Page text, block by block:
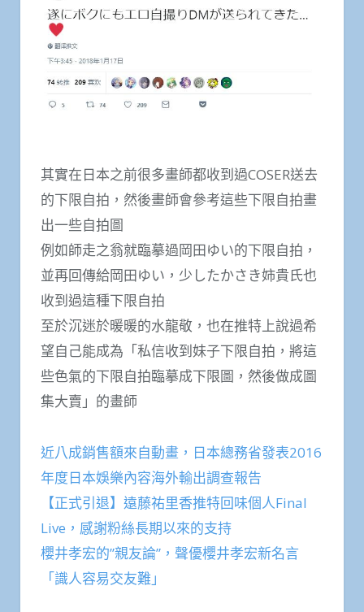
其實在日本之前很多畫師都收到過COSER送去
的下限自拍，然後畫師會參考這些下限自拍畫
出一些自拍圖
例如師走之翁就臨摹過岡田ゆい的下限自拍，
並再回傳給岡田ゆい，少したかさき姉貴氏‏也
收到過這種下限自拍
至於沉迷於暖暖的水龍敬，也在推特上說過希
望自己能成為「私信收到妹子下限自拍，將這
些色氣的下限自拍臨摹成下限圖，然後做成圖
集大賣」的畫師
近八成銷售額來自動畫，日本總務省發表2016
年度日本娛樂內容海外輸出調查報告
【正式引退】遠藤祐里香推特回味個人Final
Live，感謝粉絲長期以來的支持
櫻井孝宏的”親友論”，聲優櫻井孝宏新名言
「識人容易交友難」